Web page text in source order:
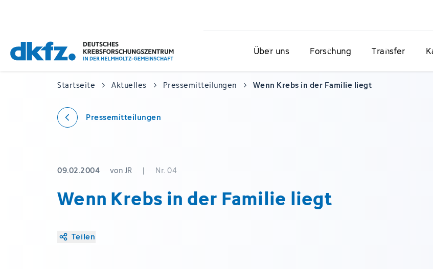
Über uns Forschung Transfer
Startseite Aktuelles Pressemitteilungen Wenn Krebs in der Familie liegt
Pressemitteilungen
09.02.2004 von JR | Nr. 04
Wenn Krebs in der Familie liegt
Teilen